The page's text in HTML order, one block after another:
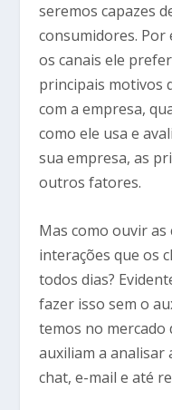
seremos capazes
consumidores. Por
os canais ele
principais motivos
com a empresa,
como ele usa e
sua empresa, as
outros fatores.
Mas como ouvir
interações que os
todos dias?
fazer isso sem o
temos no mercado
auxiliam a analisar
chat, e-mail e até